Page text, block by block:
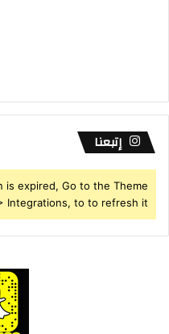
إتبعنا
is expired, Go to the Theme
Integrations, to to refresh it.